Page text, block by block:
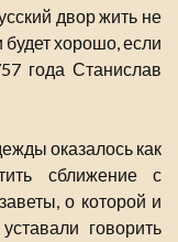
двор жить не
будет хорошо, если
года Станислав
оказалось как
сближение с
о которой и
говорить